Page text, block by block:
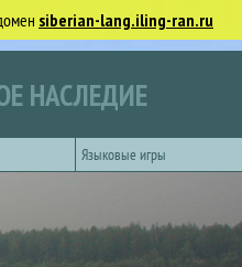
siberian-lang.iling-ran.ru
НАСЛЕДИЕ
Языковые игры